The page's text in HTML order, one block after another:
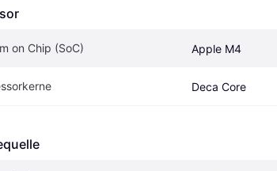
on Chip (SoC) Apple M4
Deca Core